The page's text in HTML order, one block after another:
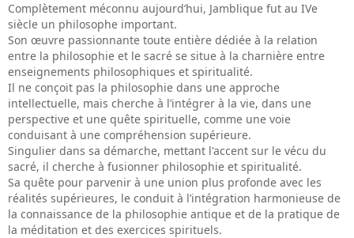
Complètement méconnu aujourd’hui, Jamblique fut au IVe
siècle un philosophe important.
Son œuvre passionnante toute entière dédiée à la relation
entre la philosophie et le sacré se situe à la charnière entre
enseignements philosophiques et spiritualité.
Il ne conçoit pas la philosophie dans une approche
intellectuelle, mais cherche à l’intégrer à la vie, dans une
perspective et une quête spirituelle, comme une voie
conduisant à une compréhension supérieure.
Singulier dans sa démarche, mettant l'accent sur le vécu du
sacré, il cherche à fusionner philosophie et spiritualité.
Sa quête pour parvenir à une union plus profonde avec les
réalités supérieures, le conduit à l’intégration harmonieuse de
la connaissance de la philosophie antique et de la pratique de
la méditation et des exercices spirituels.